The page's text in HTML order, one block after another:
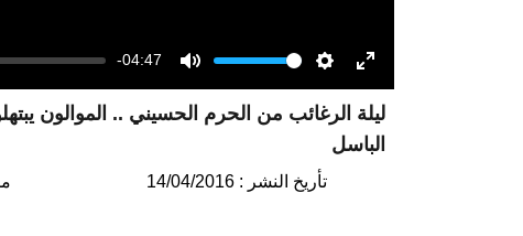
-04:47
Mute
Volume
Settings
Enter
fullscreenليلة الرغائب من الحرم الحسيني .. الموالون
الباسل
تأريخ النشر : 14/04/2016